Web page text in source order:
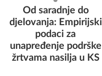
Od saradnje do
djelovanja: Empirijski
podaci za
unapređenje podrške
žrtvama nasilja u KS